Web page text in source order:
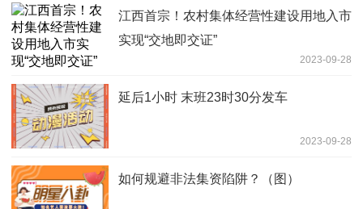
江西首宗！农村集体经营性建设用地入市
实现“交地即交证”
2023-09-28
延后1小时 末班23时30分发车
2023-09-28
如何规避非法集资陷阱？（图）